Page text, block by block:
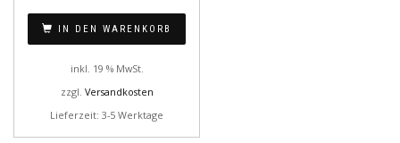
IN DEN WARENKORB
inkl. 19 % MwSt.
zzgl. Versandkosten
Lieferzeit: 3-5 Werktage